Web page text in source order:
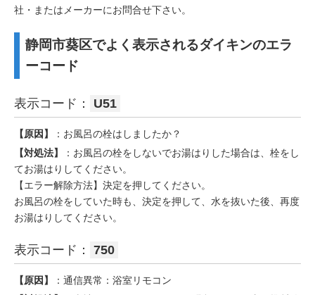
社・またはメーカーにお問合せ下さい。
静岡市葵区でよく表示されるダイキンのエラ
ーコード
表示コード： U51
【原因】
：お風呂の栓はしましたか？
【対処法】
：お風呂の栓をしないでお湯はりした場合は、栓をし
てお湯はりしてください。
【エラー解除方法】決定を押してください。
お風呂の栓をしていた時も、決定を押して、水を抜いた後、再度
お湯はりしてください。
表示コード： 750
【原因】
：通信異常：浴室リモコン